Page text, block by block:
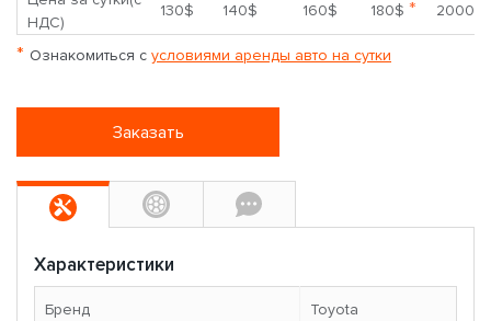
НДС)
130$ 140$ 160$ 180$ * 2000$
* Ознакомиться с условиями аренды авто на сутки
Заказать
Характеристики
Бренд Toyota